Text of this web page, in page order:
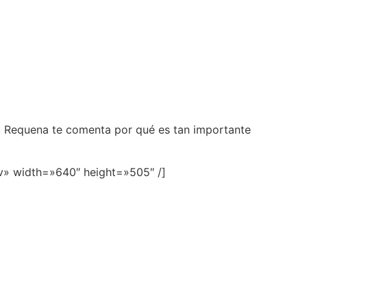
te comenta por qué es tan importante
width=»640″ height=»505″ /]